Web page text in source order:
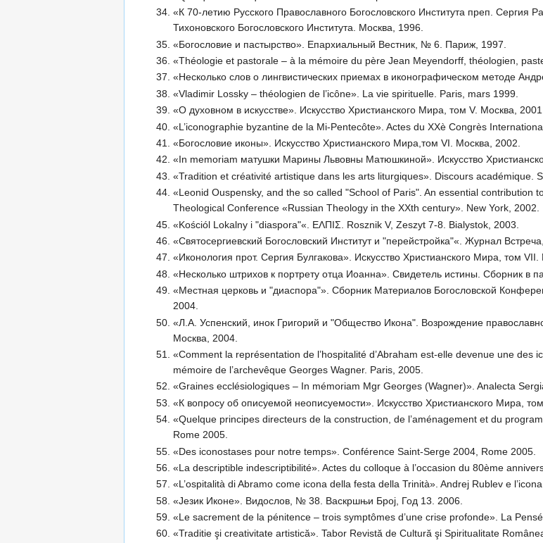
«К 70-летию Русского Православного Богословского Института преп.
Тихоновского Богословского Института. Москва, 1996.
«Богословие и пастырство». Епархиальный Вестник, № 6. Париж, 1997.
«Théologie et pastorale – à la mémoire du père Jean Meyendorff, théologien,
«Несколько слов о лингвистических приемах в иконографическом методе
«Vladimir Lossky – théologien de l’icône». La vie spirituelle. Paris, mars 1999.
«О духовном в искусстве». Искусство Христианского Мира, том V. Москва,
«L’iconographie byzantine de la Mi-Pentecôte». Actes du XXè Congrès
«Богословие иконы». Искусство Христианского Мира,том VI. Москва, 2002.
«In memoriam матушки Марины Львовны Матюшкиной». Искусство
«Tradition et créativité artistique dans les arts liturgiques». Discours académique.
«Leonid Ouspensky, and the so called "School of Paris". An essential
Theological Conference «Russian Theology in the XXth century». New York, 2002.
«Kościól Lokalny i "diaspora"«. ΕΛΠΙΣ. Rosznik V, Zeszyt 7-8. Bialystok, 2003.
«Святосергиевский Богословский Институт и "перейстройка"«. Журнал
«Иконология прот. Сергия Булгакова». Искусство Христианского Мира, том
«Несколько штрихов к портрету отца Иоанна». Свидетель истины. Сборник в
«Местная церковь и "диаспора"». Сборник Материалов Богословской
2004.
«Л.А. Успенский, инок Григорий и "Общество Икона". Возрождение
Москва, 2004.
«Comment la représentation de l’hospitalité d’Abraham est-elle devenue une
mémoire de l’archevêque Georges Wagner. Paris, 2005.
«Graines ecclésiologiques – In mémoriam Mgr Georges (Wagner)». Analecta
«К вопросу об описуемой неописуемости». Искусство Христианского Мира,
«Quelque principes directeurs de la construction, de l’aménagement et du
Rome 2005.
«Des iconostases pour notre temps». Conférence Saint-Serge 2004, Rome 2005.
«La descriptible indescriptibilité». Actes du colloque à l’occasion du 80ème
«L’ospitalità di Abramo come icona della festa della Trinità». Andrej Rublev e
«Jезик Иконе». Видослов, № 38. Васкршњи Броj, Год 13. 2006.
«Le sacrement de la pénitence – trois symptômes d’une crise profonde». La
«Traditie şi creativitate artistică». Tabor Revistă de Cultură şi Spiritualitate